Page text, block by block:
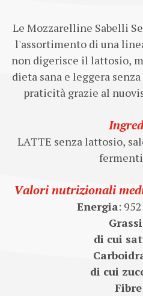
Le Mozzarelline Sabelli
l'assortimento di una
non digerisce il lattosio,
dieta sana e leggera
praticità grazie al
LATTE senza lattosio,
Valori nutrizionali
Energia:
Grassi
di cui
di cui
Fibre